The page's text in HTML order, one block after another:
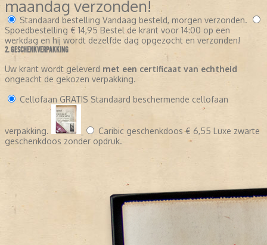
Historisch onderzoek – studie naar maatschappelijke
ontwikkelingen
Zoekt u een origineel cadeau?
Een authentiek exemplaar van het
Algemeen Dagblad van een specifieke datum is een persoonlijk en
uniek geschenk dat herinneringen tot leven brengt.
maandag verzonden!
Standaard bestelling Vandaag besteld, morgen verzonden.
Spoedbestelling € 14,95 Bestel de krant voor 14:00 op een
werkdag en hij wordt dezelfde dag opgezocht en verzonden!
2. GESCHENKVERPAKKING
Uw krant wordt geleverd met een certificaat van echtheid
ongeacht de gekozen verpakking.
Cellofaan GRATIS Standaard beschermende cellofaan
verpakking. Caribic geschenkdoos € 6,55 Luxe zwarte
geschenkdoos zonder opdruk.